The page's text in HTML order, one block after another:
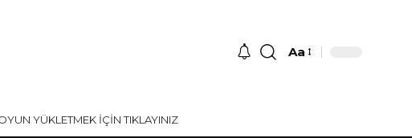
Font
Aa
YÜKLETMEK İÇİN TIKLAYINIZ